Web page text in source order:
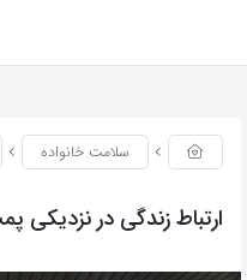
سلامت خانواده
ارتباط زندگی در